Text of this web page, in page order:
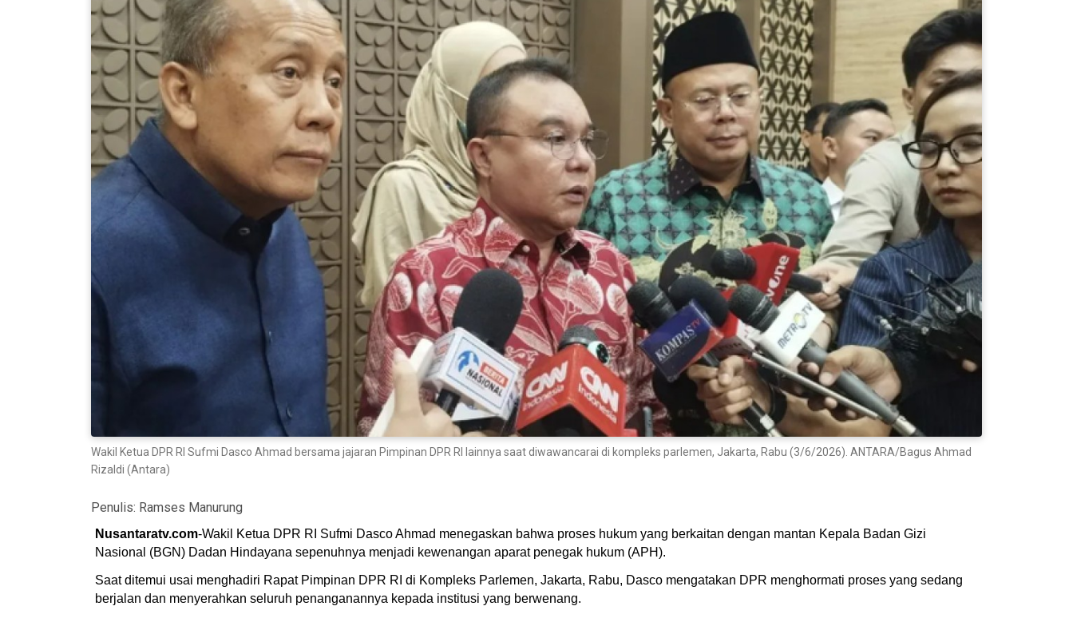
Wakil Ketua DPR RI Sufmi Dasco Ahmad bersama jajaran Pimpinan DPR RI lainnya saat diwawancarai di kompleks parlemen, Jakarta, Rabu (3/6/2026). ANTARA/Bagus Ahmad
Rizaldi (Antara)
Penulis: Ramses Manurung
Nusantaratv.com-Wakil Ketua DPR RI Sufmi Dasco Ahmad menegaskan bahwa proses hukum yang berkaitan dengan mantan Kepala Badan Gizi
Nasional (BGN) Dadan Hindayana sepenuhnya menjadi kewenangan aparat penegak hukum (APH).
Saat ditemui usai menghadiri Rapat Pimpinan DPR RI di Kompleks Parlemen, Jakarta, Rabu, Dasco mengatakan DPR menghormati proses yang sedang
berjalan dan menyerahkan seluruh penanganannya kepada institusi yang berwenang.